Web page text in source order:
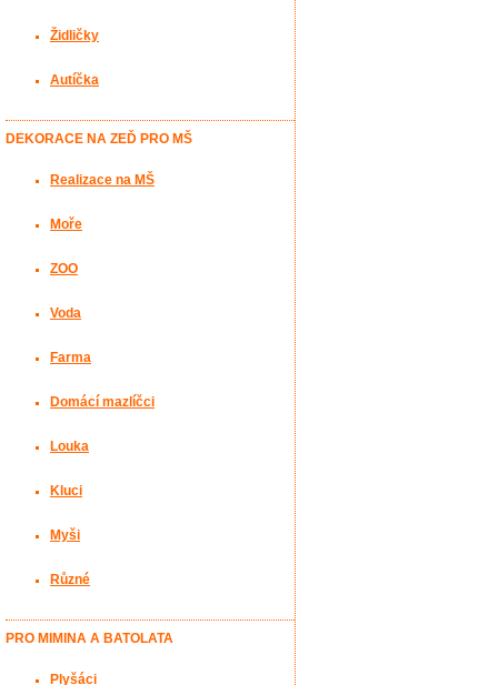
Židličky
Autíčka
DEKORACE NA ZEĎ PRO MŠ
Realizace na MŠ
Moře
ZOO
Voda
Farma
Domácí mazlíčci
Louka
Kluci
Myši
Různé
PRO MIMINA A BATOLATA
Plyšáci